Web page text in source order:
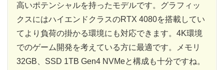
高いポテンシャルを持ったモデルです。グラフィッ
クスにはハイエンドクラスのRTX 4080を搭載してい
てより負荷の掛かる環境にも対応できます。4K環境
でのゲーム開発を考えている方に最適です。メモリ
32GB、SSD 1TB Gen4 NVMeと構成も十分ですね。